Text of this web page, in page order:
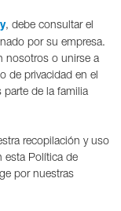
, debe consultar el
por su empresa.
nosotros o unirse a
de privacidad en el
de la familia
recopilación y uso
esta Política de
por nuestras